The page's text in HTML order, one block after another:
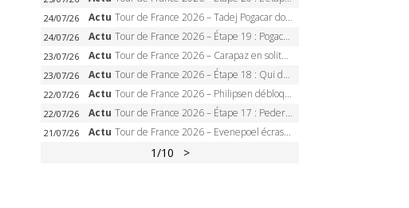
24/07/26 Actu Tour de France 2026 – Tadej Pogacar dompte l’Alpe d’Huez, 5e victoire, record de Pantani pulvérisé
24/07/26 Actu Tour de France 2026 – Étape 19 : Pogacar peut-il enfin dompter l’Alpe d’Huez ?
23/07/26 Actu Tour de France 2026 – Carapaz en solitaire à Orcières-Merlette, Paret-Peintre à un point du maillot à pois
23/07/26 Actu Tour de France 2026 – Étape 18 : Qui domptera Orcières-Merlette, première marche vers l’Alpe d’Huez ?
22/07/26 Actu Tour de France 2026 – Philipsen débloque son compteur à Voiron, Pedersen en danger pour le maillot vert
22/07/26 Actu Tour de France 2026 – Étape 17 : Pedersen peut-il verrouiller le maillot vert à Voiron ?
21/07/26 Actu Tour de France 2026 – Evenepoel écrase le chrono d’Évian, Seixas 4e, Lipowitz abandonne
1/10 >